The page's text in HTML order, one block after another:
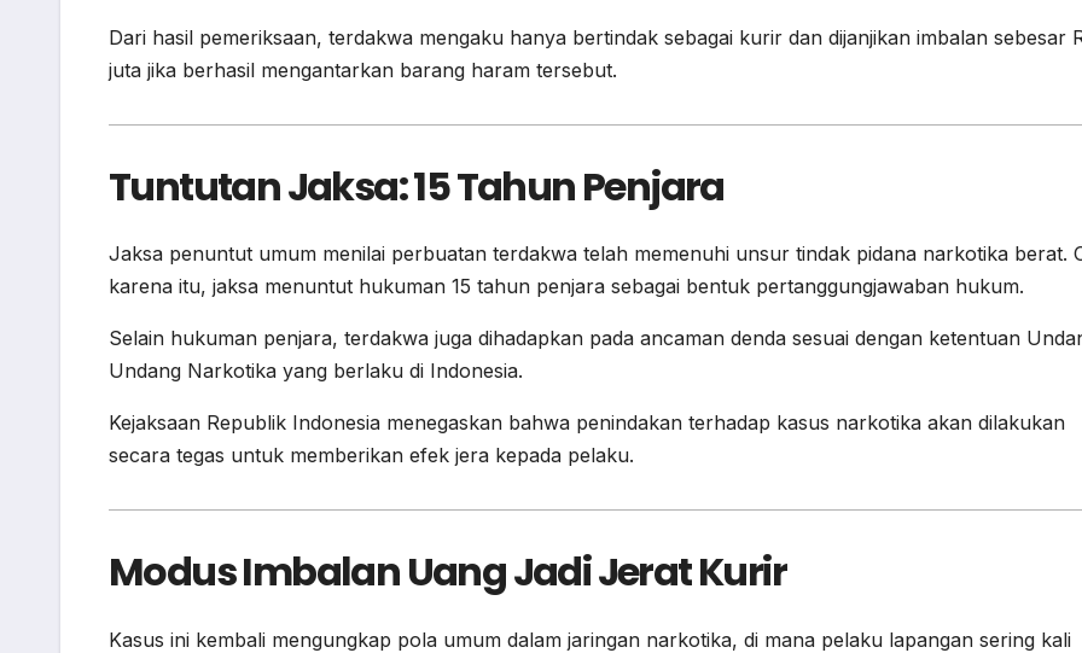
Dari hasil pemeriksaan, terdakwa mengaku hanya bertindak sebagai kurir dan dijanjikan imbalan sebesar
juta jika berhasil mengantarkan barang haram tersebut.
Tuntutan Jaksa: 15 Tahun Penjara
Jaksa penuntut umum menilai perbuatan terdakwa telah memenuhi unsur tindak pidana narkotika berat.
karena itu, jaksa menuntut hukuman 15 tahun penjara sebagai bentuk pertanggungjawaban hukum.
Selain hukuman penjara, terdakwa juga dihadapkan pada ancaman denda sesuai dengan ketentuan
Undang Narkotika yang berlaku di Indonesia.
Kejaksaan Republik Indonesia menegaskan bahwa penindakan terhadap kasus narkotika akan dilakukan
secara tegas untuk memberikan efek jera kepada pelaku.
Modus Imbalan Uang Jadi Jerat Kurir
Kasus ini kembali mengungkap pola umum dalam jaringan narkotika, di mana pelaku lapangan sering kali